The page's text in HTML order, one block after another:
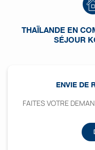
THAÏLANDE EN
SÉJOUR
ENVIE DE
FAITES VOTRE